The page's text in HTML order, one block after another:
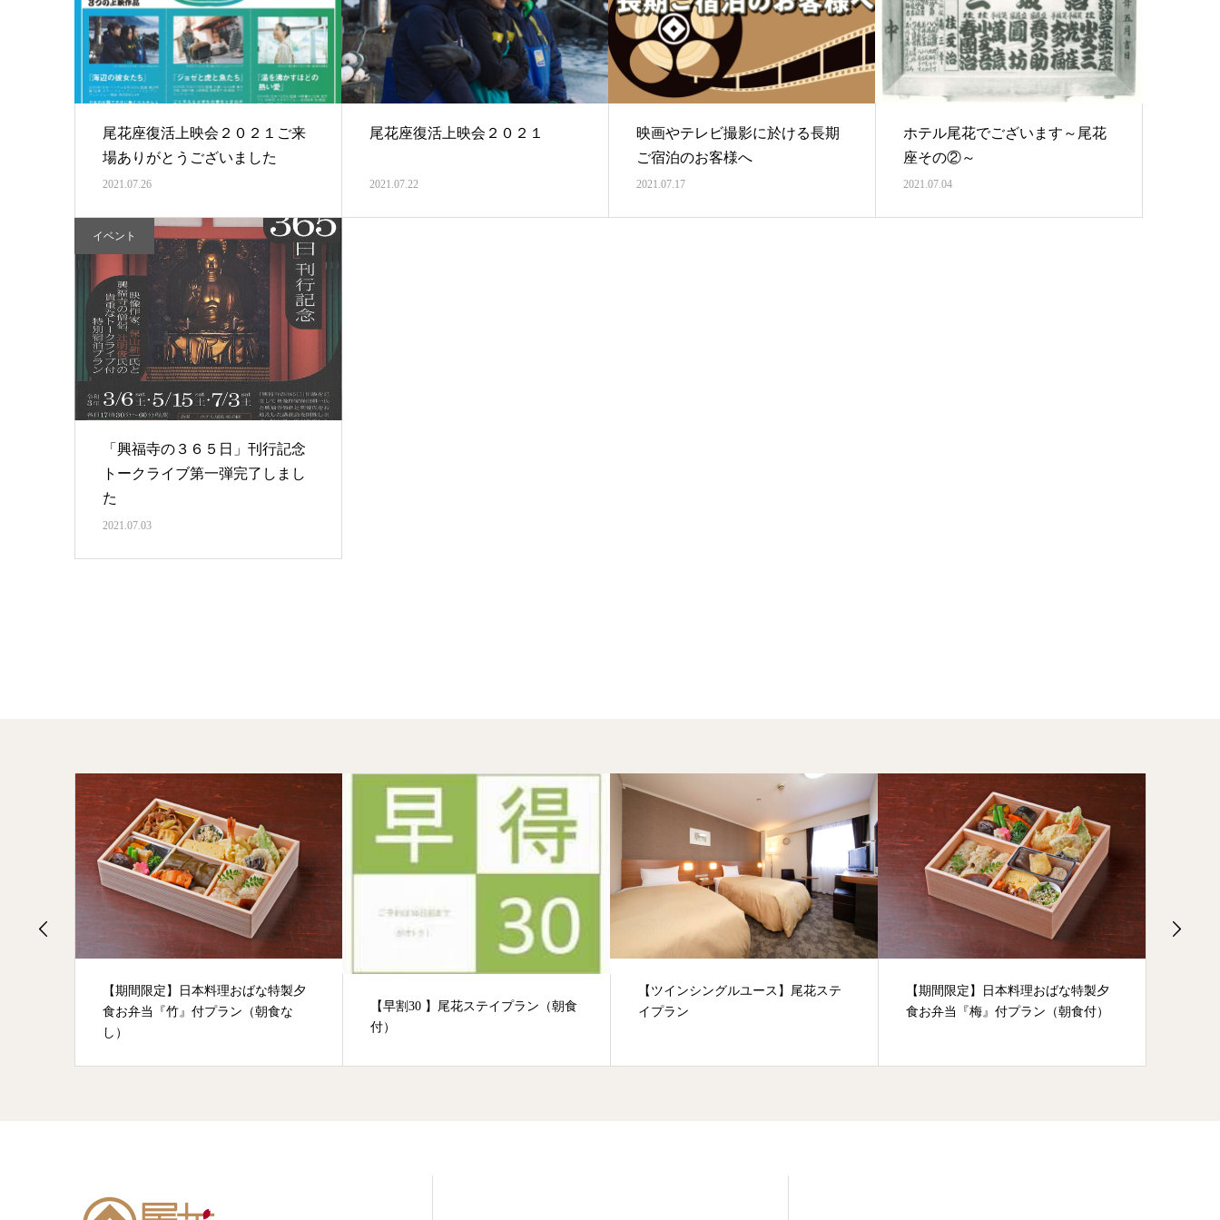
尾花座復活上映会２０２１ご来
場ありがとうございました
2021.07.26
尾花座復活上映会２０２１
2021.07.22
映画やテレビ撮影に於ける長期
ご宿泊のお客様へ
2021.07.17
ホテル尾花でございます～尾花
座その②～
2021.07.04
イベント
「興福寺の３６５日」刊行記念
トークライブ第一弾完了しまし
た
2021.07.03
【期間限定】日本料理おばな特製夕
食お弁当『竹』付プラン（朝食な
し）
【早割30 】尾花ステイプラン（朝食
付）
【ツインシングルユース】尾花ステ
イプラン
【期間限定】日本料理おばな特製夕
食お弁当『梅』付プラン（朝食付）